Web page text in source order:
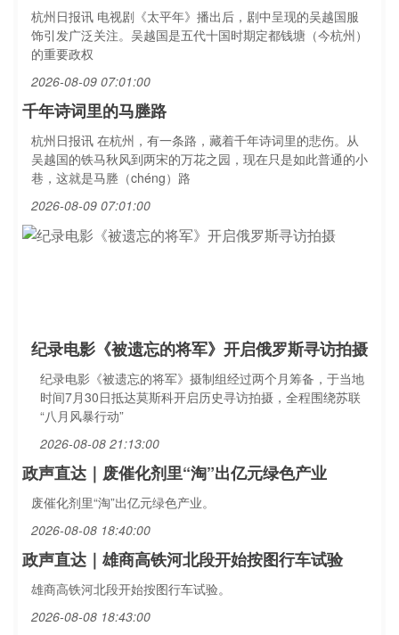
杭州日报讯 电视剧《太平年》播出后，剧中呈现的吴越国服
饰引发广泛关注。吴越国是五代十国时期定都钱塘（今杭州）
的重要政权
2026-08-09 07:01:00
千年诗词里的马塍路
杭州日报讯 在杭州，有一条路，藏着千年诗词里的悲伤。从
吴越国的铁马秋风到两宋的万花之园，现在只是如此普通的小
巷，这就是马塍（chéng）路
2026-08-09 07:01:00
纪录电影《被遗忘的将军》开启俄罗斯寻访拍摄
纪录电影《被遗忘的将军》摄制组经过两个月筹备，于当地
时间7月30日抵达莫斯科开启历史寻访拍摄，全程围绕苏联
“八月风暴行动”
2026-08-08 21:13:00
政声直达｜废催化剂里“淘”出亿元绿色产业
废催化剂里“淘”出亿元绿色产业。
2026-08-08 18:40:00
政声直达｜雄商高铁河北段开始按图行车试验
雄商高铁河北段开始按图行车试验。
2026-08-08 18:43:00